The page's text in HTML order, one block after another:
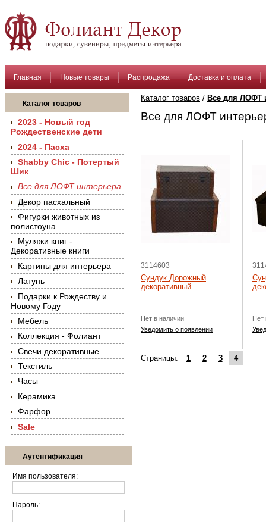
Главная Новые товары Распродажа Доставка и оплата
Каталог товаров
2023 - Новый год
Рождественские дети
2024 - Пасха
Shabby Chic - Потертый
Шик
Все для ЛОФТ интерьера
Декор пасхальный
Фигурки животных из
полистоуна
Муляжи книг -
Декоративные книги
Картины для интерьера
Латунь
Подарки к Рождеству и
Новому Году
Мебель
Коллекция - Фолиант
Свечи декоративные
Текстиль
Часы
Керамика
Фарфор
Sale
Аутентификация
Имя пользователя:
Пароль:
Каталог товаров / Все для ЛОФТ
Все для ЛОФТ
​3114603
​​Сундук Дорожный
декоративный
Нет в наличии
Уведомить о появлении
Нет
Страницы: 1 2 3 4